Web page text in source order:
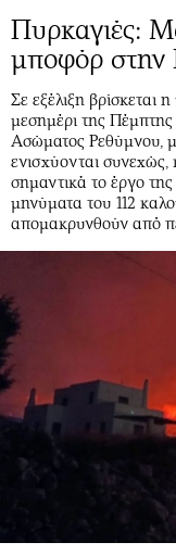
Πυρκαγιές:
μποφόρ στην
Σε εξέλιξη
μεσημέρι της
Ασώματος Ρεθύμνου,
ενισχύονται συνεχώς,
σημαντικά το έργο
μηνύματα του 112
απομακρυνθούν από